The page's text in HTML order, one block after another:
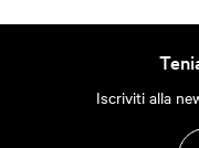
Iscriviti alla